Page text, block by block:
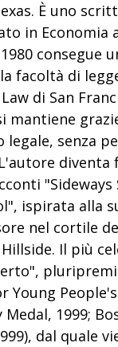
È uno
in Economia
consegue
facoltà di
di San
mantiene
senza
diventa
ispirata alla
nel cortile
Il più
Young
Medal, 1999;
dal quale